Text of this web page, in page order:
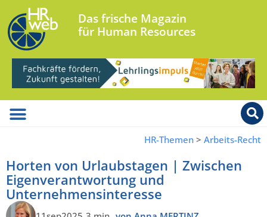
Das frische Magazin
für Human Resources
HR-Themen > Arbeits-Recht
Horten von Urlaubstagen | Zwischen
Eigenverantwortung und
Unternehmensinteresse